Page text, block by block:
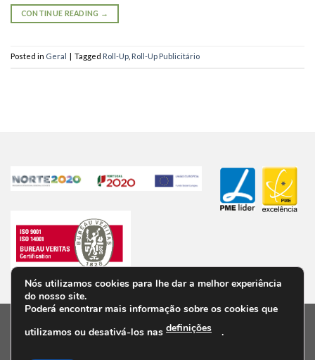
CONTINUE READING →
Posted in Geral Tagged Roll-Up Roll-Up Publicitário
Nós utilizamos cookies para lhe dar a melhor experiência
do nosso site.
Poderá encontrar mais informação sobre os cookies que
utilizamos ou desativá-los nas definições .